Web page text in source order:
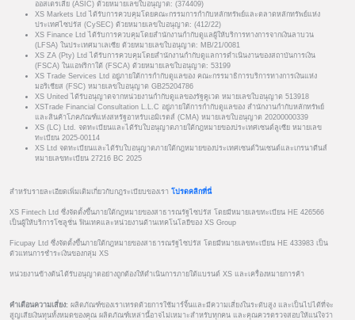
ออสเตรเลีย (ASIC) ด้วยหมายเลขใบอนุญาต: (374409)
XS Markets Ltd ได้รับการควบคุมโดยคณะกรรมการกำกับหลักทรัพย์และตลาดหลักทรัพย์แห่ง
ประเทศไซปรัส (CySEC) ด้วยหมายเลขใบอนุญาต: (412/22)
XS Finance Ltd ได้รับการควบคุมโดยสำนักงานกำกับดูแลผู้ให้บริการทางการจากเงินลาบวน
(LFSA) ในประเทศมาเลเซีย ด้วยหมายเลขใบอนุญาต: MB/21/0081
XS ZA (Pty) Ltd ได้รับการควบคุมโดยสำนักงานกำกับดูแลการดำเนินงานของสถาบันการเงิน
(FSCA) ในแอฟริกาใต้ (FSCA) ด้วยหมายเลขใบอนุญาต: 53199
XS Trade Services Ltd อยู่ภายใต้การกำกับดูแลของ คณะกรรมาธิการบริการทางการเงินแห่ง
มอริเชียส (FSC) หมายเลขใบอนุญาต GB25204786
XS United ได้รับอนุญาตจากหน่วยงานกำกับดูแลของรัฐคูเวต หมายเลขใบอนุญาต 513918
XSTrade Financial Consultation L.L.C อยู่ภายใต้การกำกับดูแลของ สำนักงานกำกับหลักทรัพย์
และสินค้าโภคภัณฑ์แห่งสหรัฐอาหรับเอมิเรตส์ (CMA) หมายเลขใบอนุญาต 20200000339
XS (LC) Ltd. จดทะเบียนและได้รับใบอนุญาตภายใต้กฎหมายของประเทศเซนต์ลูเซีย หมายเลข
ทะเบียน 2025-00114
XS Ltd จดทะเบียนและได้รับใบอนุญาตภายใต้กฎหมายของประเทศเซนต์วินเซนต์และเกรนาดีนส์
หมายเลขทะเบียน 27216 BC 2025
สำหรับรายละเอียดเพิ่มเติมเกี่ยวกับกฎระเบียบของเรา โปรดคลิกที่นี่
XS Fintech Ltd ซึ่งจัดตั้งขึ้นภายใต้กฎหมายของสาธารณรัฐไซปรัส โดยมีหมายเลขทะเบียน HE 426566
เป็นผู้ให้บริการโซลูชั่น ฟินเทคและหน่วยงานด้านเทคโนโลยีของ XS Group
Ficupay Ltd ซึ่งจัดตั้งขึ้นภายใต้กฎหมายของสาธารณรัฐไซปรัส โดยมีหมายเลขทะเบียน HE 433983 เป็น
ตัวแทนการชำระเงินของกลุ่ม XS
หน่วยงานข้างต้นได้รับอนุญาตอย่างถูกต้องให้ดำเนินการภายใต้แบรนด์ XS และเครื่องหมายการค้า
คำเตือนความเสี่ยง: ผลิตภัณฑ์ของเราเทรดด้วยการใช้มาร์จิ้นและมีความเสี่ยงในระดับสูง และเป็นไปได้ที่จะ
สูญเสียเงินทุนทั้งหมดของคุณ ผลิตภัณฑ์เหล่านี้อาจไม่เหมาะสำหรับทุกคน และคุณควรตรวจสอบให้แน่ใจว่า